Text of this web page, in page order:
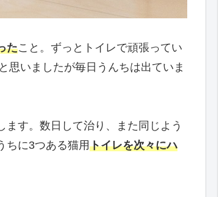
たこと。ずっとトイレで頑張ってい
思いましたが毎日うんちは出ていま
す。数日して治り、また同じよう
ちに3つある猫用トイレを次々にハ